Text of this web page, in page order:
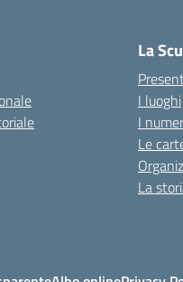
La
I luoghi
I
Le
La